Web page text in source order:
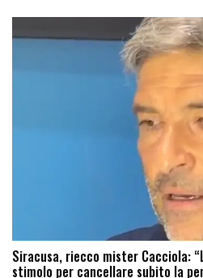
Siracusa, riecco mister Cacciola:
stimolo per cancellare subito la